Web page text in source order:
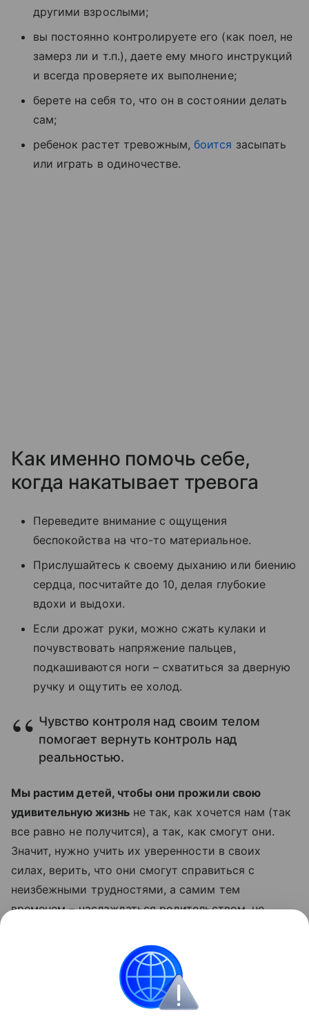
другими взрослыми;
вы постоянно контролируете его (как поел, не
замерз ли и т.п.), даете ему много инструкций
и всегда проверяете их выполнение;
берете на себя то, что он в состоянии делать
сам;
ребенок растет тревожным,боится засыпать
или играть в одиночестве.
Как именно помочь себе,
когда накатывает тревога
Переведите внимание с ощущения
беспокойства на что-то материальное.
Прислушайтесь к своему дыханию или биению
сердца, посчитайте до 10, делая глубокие
вдохи и выдохи.
Если дрожат руки, можно сжать кулаки и
почувствовать напряжение пальцев,
подкашиваются ноги – схватиться за дверную
ручку и ощутить ее холод.
Чувство контроля над своим телом
помогает вернуть контроль над
реальностью.
Мы растим детей, чтобы они прожили свою
удивительную жизньне так, как хочется нам (так
все равно не получится), а так, как смогут они.
Значит, нужно учить их уверенности в своих
силах, верить, что они смогут справиться с
неизбежными трудностями, а самим тем
временем – наслаждаться родительством, не
Как не потерять ребенка на